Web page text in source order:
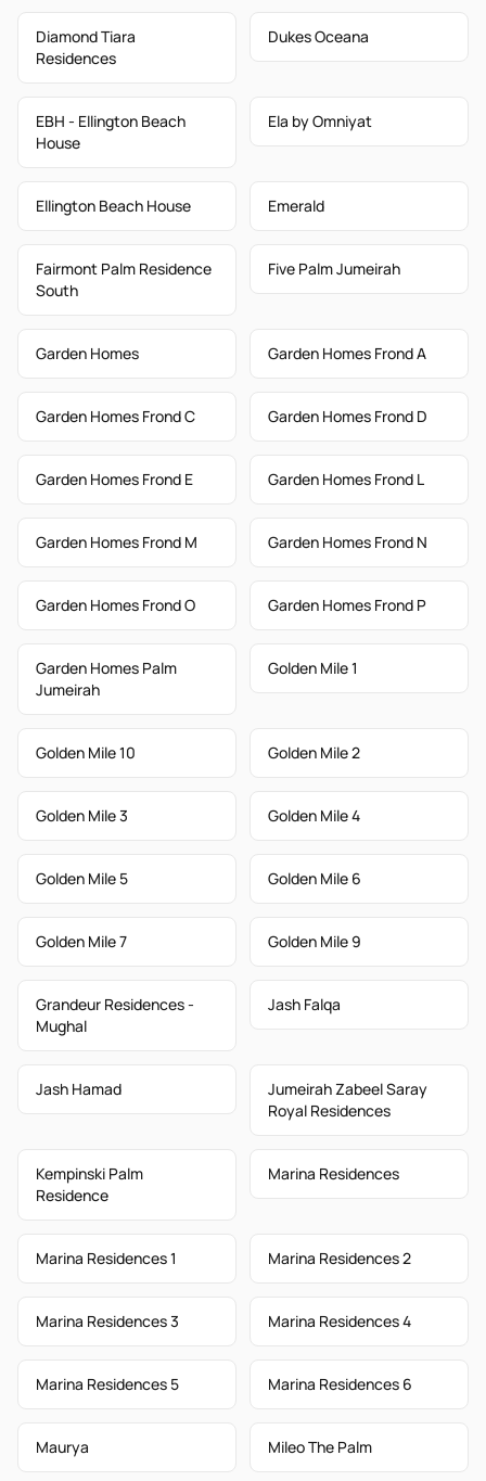
Diamond Tiara
Residences
Dukes Oceana
EBH - Ellington Beach
House
Ela by Omniyat
Ellington Beach House Emerald
Fairmont Palm Residence
South
Five Palm Jumeirah
Garden Homes Garden Homes Frond A
Garden Homes Frond C Garden Homes Frond D
Garden Homes Frond E Garden Homes Frond L
Garden Homes Frond M Garden Homes Frond N
Garden Homes Frond O Garden Homes Frond P
Garden Homes Palm
Jumeirah
Golden Mile 1
Golden Mile 10 Golden Mile 2
Golden Mile 3 Golden Mile 4
Golden Mile 5 Golden Mile 6
Golden Mile 7 Golden Mile 9
Grandeur Residences -
Mughal
Jash Falqa
Jash Hamad
Jumeirah Zabeel Saray
Royal Residences
Kempinski Palm
Residence
Marina Residences
Marina Residences 1 Marina Residences 2
Marina Residences 3 Marina Residences 4
Marina Residences 5 Marina Residences 6
Maurya Mileo The Palm